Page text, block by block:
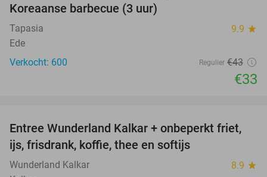
Koreaanse barbecue (3 uur)
Tapasia 9.9 star
Ede
Verkocht: 600
Regulier €43
€33
32%
Entree Wunderland Kalkar + onbeperkt friet,
ijs, frisdrank, koffie, thee en softijs
Wunderland Kalkar 8.9 star